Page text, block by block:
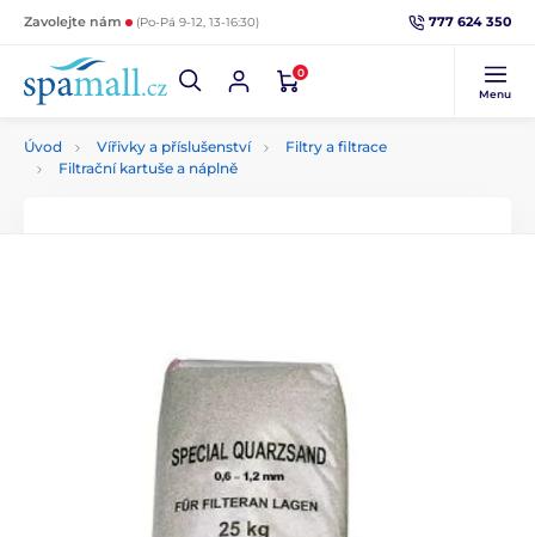
Zavolejte nám (Po-Pá 9-12, 13-16:30) 777 624 350
0
Menu
Úvod Vířivky a příslušenství
Filtry a filtrace
Filtrační kartuše a náplně